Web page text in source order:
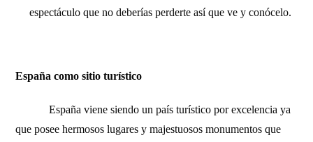
espectáculo que no deberías perderte así que ve y conócelo.
España como sitio turístico
España viene siendo un país turístico por excelencia ya
que posee hermosos lugares y majestuosos monumentos que